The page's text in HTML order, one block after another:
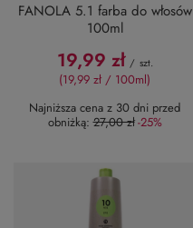
FANOLA 5.1 farba do włosów
100ml
19,99 zł / szt.
(19,99 zł / 100ml)
Najniższa cena z 30 dni przed
obniżką:27,00 zł-25%